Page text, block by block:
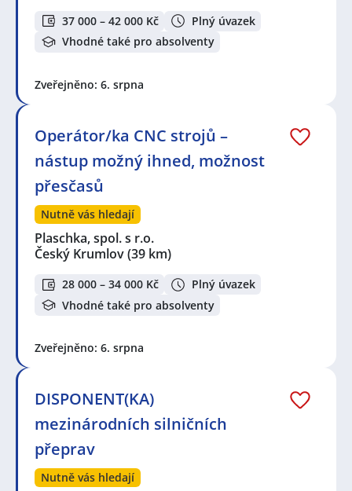
37 000 – 42 000 Kč
Plný úvazek
Vhodné také pro absolventy
Zveřejněno: 6. srpna
Operátor/ka CNC strojů –
nástup možný ihned, možnost
přesčasů
Nutně vás hledají
Plaschka, spol. s r.o.
Český Krumlov(39 km)
28 000 – 34 000 Kč
Plný úvazek
Vhodné také pro absolventy
Zveřejněno: 6. srpna
DISPONENT(KA)
mezinárodních silničních
přeprav
Nutně vás hledají